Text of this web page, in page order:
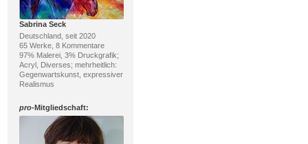
Sabrina Seck
Deutschland, seit 2020
65 Werke, 8 Kommentare
97% Malerei, 3% Druckgrafik;
Acryl, Diverses; mehrheitlich:
Gegenwartskunst, expressiver
Realismus
pro-Mitgliedschaft: